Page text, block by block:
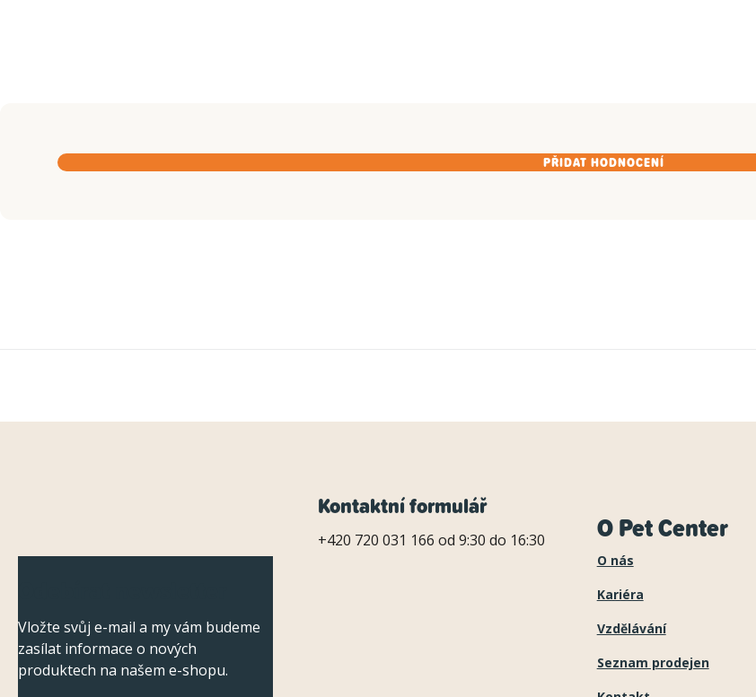
PŘIDAT HODNOCENÍ
Vložte svůj e-mail a my vám budeme
zasílat informace o nových
produktech na našem e-shopu.
Kontaktní formulář
+420 720 031 166 od 9:30 do 16:30 O Pet Center
O nás
Kariéra
Vzdělávání
Seznam prodejen